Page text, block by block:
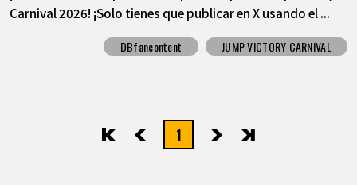
Carnival 2026! ¡Solo tienes que publicar en X usando el ...
DBfancontent JUMP VICTORY CARNIVAL
先頭 前へ1 次へ最後